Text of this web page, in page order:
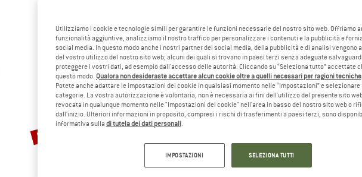
Sconto
57%
Utilizziamo i cookie e tecnologie simili per garantire le funzioni necessarie del nostro sito web. Offriamo
funzionalità aggiuntive, analizziamo il nostro traffico per personalizzare i contenuti e la pubblicità e
social media. In questo modo anche i nostri partner dei social media, della pubblicità e di analisi vengono
del vostro utilizzo del nostro sito web; alcuni dei quali si trovano in paesi terzi senza adeguate
proteggere i vostri dati, ad esempio dall'accesso delle autorità. Cliccando su “Seleziona tutto” accettate
questo modo. Qualora non desideraste accettare alcun cookie oltre a quelli necessari per ragioni
Potete anche adattare le impostazioni dei cookie in qualsiasi momento nelle “Impostazioni” e selezionare
categorie. La vostra autorizzazione è volontaria, non è necessaria ai fini dell'utilizzo del presente sito
revocata in qualunque momento nelle "Impostazioni dei cookie" nell'area in basso del nostro sito web o
dall'inizio. Ulteriori informazioni in proposito, compresi i rischi di trasferimenti a paesi terzi, sono
informativa sulla di tutela dei dati personali.
IMPOSTAZIONI SELEZIONA TUTTI